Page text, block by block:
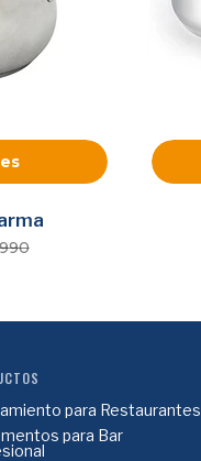
para Restaurantes
para Bar